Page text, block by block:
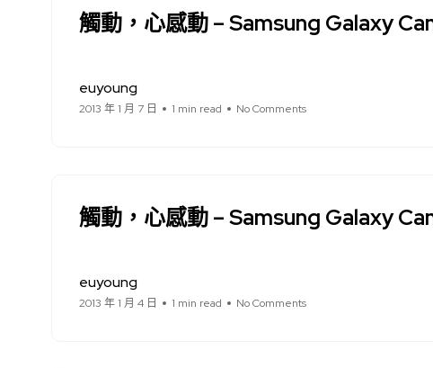
觸動，心感動 – Samsung Galaxy
euyoung
2013 年 1 月 7 日 1 min read No Comments
觸動，心感動 – Samsung Galaxy
euyoung
2013 年 1 月 4 日 1 min read No Comments